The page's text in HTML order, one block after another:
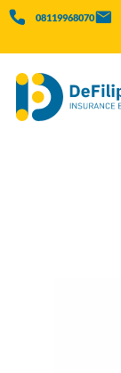
08119968070